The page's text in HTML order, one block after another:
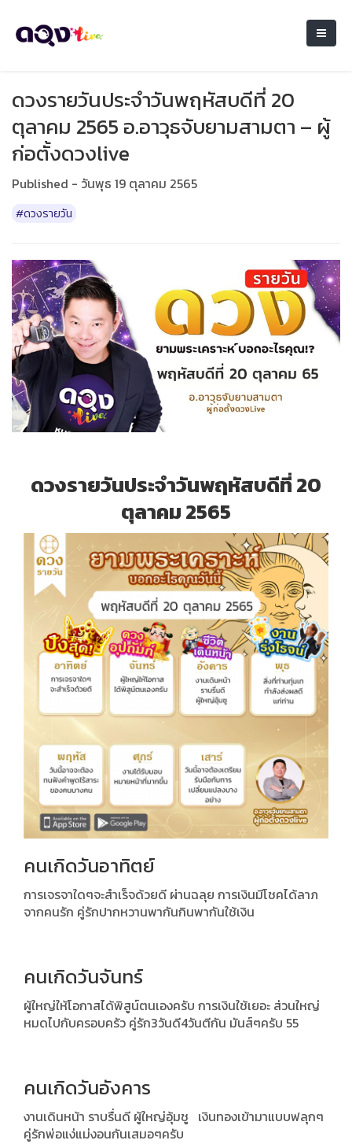
ดวงรายวันประจำวันพฤหัสบดีที่ 20
ตุลาคม 2565 อ.อาวุธจับยามสามตา – ผู้
ก่อตั้งดวงlive
Published - วันพุธ 19 ตุลาคม 2565
#ดวงรายวัน
ดวงรายวันประจำวันพฤหัสบดีที่ 20
ตุลาคม 2565
คนเกิดวันอาทิตย์
การเจรจาใดๆจะสำเร็จด้วยดี ผ่านฉลุย การเงินมีโชคได้ลาภ
จากคนรัก คู่รักปากหวานพากันกินพากันใช้เงิน
คนเกิดวันจันทร์
ผู้ใหญ่ให้โอกาสได้พิสูน์ตนเองครับ การเงินใช้เยอะ ส่วนใหญ่
หมดไปกับครอบครัว คู่รัก3วันดี4วันตีกัน มันส์ๆครับ 55
คนเกิดวันอังคาร
งานเดินหน้า ราบรื่นดี ผู้ใหญ่อุ้มชู เงินทองเข้ามาแบบฟลุกๆ
คู่รักพ่อแง่แม่งอนกันเสมอๆครับ